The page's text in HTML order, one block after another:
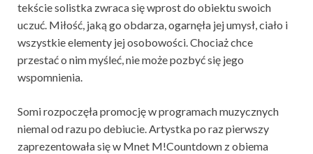
tekście solistka zwraca się wprost do obiektu swoich
uczuć. Miłość, jaką go obdarza, ogarnęła jej umysł, ciało i
wszystkie elementy jej osobowości. Chociaż chce
przestać o nim myśleć, nie może pozbyć się jego
wspomnienia.
Somi rozpoczęła promocję w programach muzycznych
niemal od razu po debiucie. Artystka po raz pierwszy
zaprezentowała się w Mnet M!Countdown z obiema